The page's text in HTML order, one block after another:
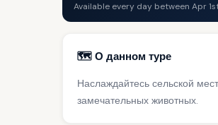
Available every day between Apr
🗺️ О данном туре
Наслаждайтесь сельской
замечательных животных.